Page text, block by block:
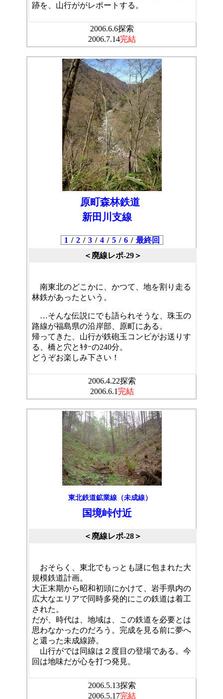
跡を、山行ががレポートする。
2006.6.6探索
2006.7.14完結
原町森林鉄道
新田川支線
1 / 2 / 3 / 4 / 5 / 6 / 最終回
＜廃線レポ-29＞
南東北のどこかに、かつて、地を割り走る
林鉄があったという。
…そんな伝説にでも語られそうな、珠玉の
路線が福島県の沿岸部、原町にある。
帰ってきた、山行が鉄砲玉コンビがお送りす
る、橋と穴とｷﾀｰの240分。
どうぞお楽しみ下さい！
2006.4.22探索
2006.6.1 完結
東北鉄道鉱業線（未成線）
国境峠付近
＜廃線レポ-28＞
おそらく、東北でもっとも謎に包まれた大
規模鉄道計画。
大正末期から昭和初頭にかけて、岩手県内の
広大なエリアで同時多発的にこの鉄道は着工
された。
だが、時代は、地域は、この鉄道を必要とは
思わなかったのだろう。完成を見る前に夢へ
と還った未成線跡。
山行がでは同線は２度目の登場である。今
回は地味だが心を打つ発見。
2006.5.13探索
2006.5.17完結